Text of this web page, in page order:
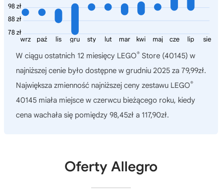
98 zł
88 zł
78 zł
sie
lip
cze
maj
kwi
mar
lut
sty
gru
lis
paź
wrz
W ciągu ostatnich 12 miesięcy LEGO® Store (40145) w
najniższej cenie było dostępne w grudniu 2025 za 79,99zł.
Największa zmienność najniższej ceny zestawu LEGO®
40145 miała miejsce w czerwcu bieżącego roku, kiedy
cena wachała się pomiędzy 98,45zł a 117,90zł.
Oferty Allegro